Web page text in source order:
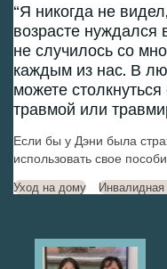
Я никогда не
возрасте нуждался
не случилось со
каждым из нас. В
можете
травмой или
Если бы у Дэни была
использовать свое
Уход на дому Инвалидная
Image